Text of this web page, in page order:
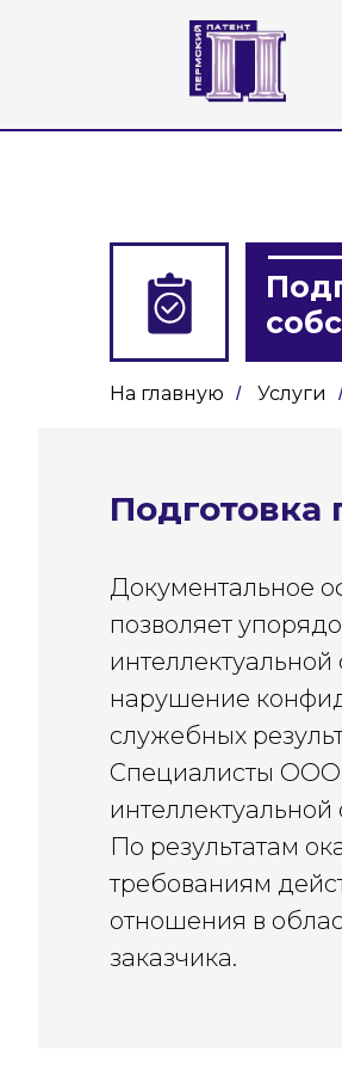
На главную / Услуги /
Подготовка
Документальное
позволяет
нарушение
служебных
Специалисты ООО
По результатам
требованиям
отношения в
заказчика.